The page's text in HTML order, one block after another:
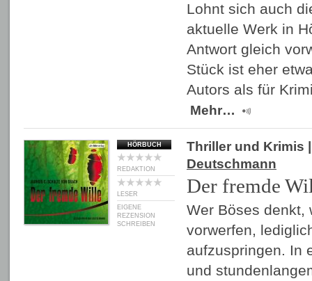
Lohnt sich auch
aktuelle Werk in
Antwort gleich
Stück ist eher
Autors als für
Mehr…
HÖRBUCH
REDAKTION
LESER
EIGENE
REZENSION
SCHREIBEN
Thriller und Krimis
Deutschmann
Der fremde
Wer Böses denkt,
vorwerfen,
aufzuspringen. In
und